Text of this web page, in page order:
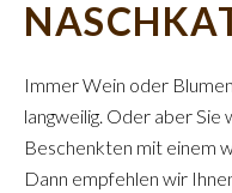
Immer Wein oder
langweilig. Oder aber Sie
Beschenkten mit einem
Dann empfehlen wir